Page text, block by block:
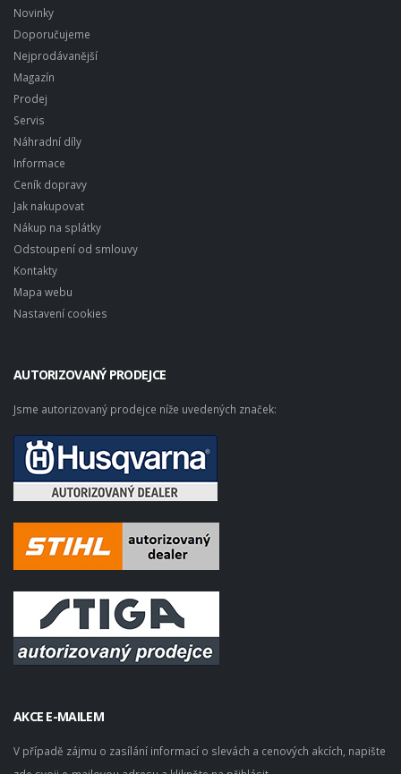
Novinky
Doporučujeme
Nejprodávanější
Magazín
Prodej
Servis
Náhradní díly
Informace
Ceník dopravy
Jak nakupovat
Nákup na splátky
Odstoupení od smlouvy
Kontakty
Mapa webu
Nastavení cookies
AUTORIZOVANÝ PRODEJCE
Jsme autorizovaný prodejce níže uvedených značek:
AKCE E-MAILEM
V případě zájmu o zasílání informací o slevách a cenových akcích, napište